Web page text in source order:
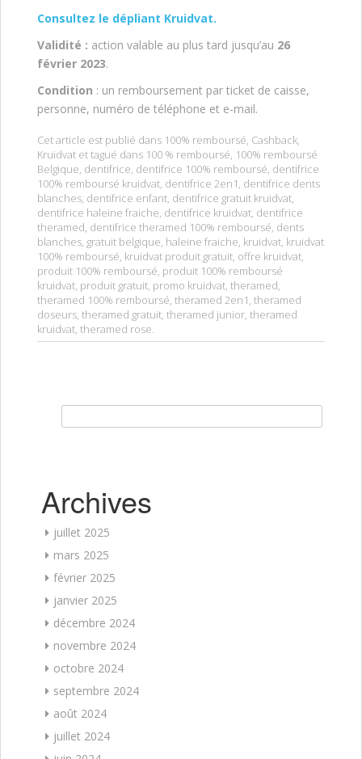
Consultez le dépliant Kruidvat.
Validité : action valable au plus tard jusqu’au 26
février 2023.
Condition : un remboursement par ticket de caisse,
personne, numéro de téléphone et e-mail.
Cet article est publié dans 100% remboursé, Cashback,
Kruidvat et tagué dans 100 % remboursé, 100% remboursé
Belgique, dentifrice, dentifrice 100% remboursé, dentifrice
100% remboursé kruidvat, dentifrice 2en1, dentifrice dents
blanches, dentifrice enfant, dentifrice gratuit kruidvat,
dentifrice haleine fraiche, dentifrice kruidvat, dentifrice
theramed, dentifrice theramed 100% remboursé, dents
blanches, gratuit belgique, haleine fraiche, kruidvat, kruidvat
100% remboursé, kruidvat produit gratuit, offre kruidvat,
produit 100% remboursé, produit 100% remboursé
kruidvat, produit gratuit, promo kruidvat, theramed,
theramed 100% remboursé, theramed 2en1, theramed
doseurs, theramed gratuit, theramed junior, theramed
kruidvat, theramed rose.
Archives
juillet 2025
mars 2025
février 2025
janvier 2025
décembre 2024
novembre 2024
octobre 2024
septembre 2024
août 2024
juillet 2024